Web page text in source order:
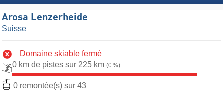
Arosa Lenzerheide
Suisse
Domaine skiable fermé
0 km de pistes sur 225 km (0 %)
0 remontée(s) sur 43